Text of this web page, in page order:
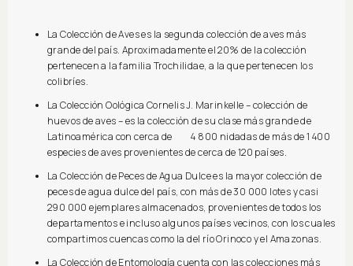
La Colección de Aves es la segunda colección de aves más
grande del país. Aproximadamente el 20% de la colección
pertenecen a la familia Trochilidae, a la que pertenecen los
colibríes.
La Colección Oológica Cornelis J. Marinkelle – colección de
huevos de aves – es la colección de su clase más grande de
Latinoamérica con cerca de 4 800 nidadas de más de 1 400
especies de aves provenientes de cerca de 120 países.
La Colección de Peces de Agua Dulce es la mayor colección de
peces de agua dulce del país, con más de 30 000 lotes y casi
290 000 ejemplares almacenados, provenientes de todos los
departamentos e incluso algunos países vecinos, con los cuales
compartimos cuencas como la del río Orinoco y el Amazonas.
La Colección de Entomología cuenta con las colecciones más